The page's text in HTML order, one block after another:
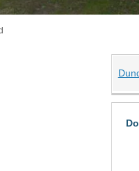
Facebook
sur Twitter
surlien